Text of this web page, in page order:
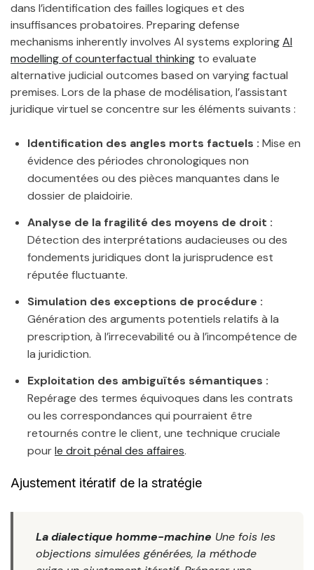
dans l’identification des failles logiques et des
insuffisances probatoires. Preparing defense
mechanisms inherently involves AI systems exploringAI
modelling of counterfactual thinking to evaluate
alternative judicial outcomes based on varying factual
premises. Lors de la phase de modélisation, l’assistant
juridique virtuel se concentre sur les éléments suivants :
Identification des angles morts factuels : Mise en
évidence des périodes chronologiques non
documentées ou des pièces manquantes dans le
dossier de plaidoirie.
Analyse de la fragilité des moyens de droit :
Détection des interprétations audacieuses ou des
fondements juridiques dont la jurisprudence est
réputée fluctuante.
Simulation des exceptions de procédure :
Génération des arguments potentiels relatifs à la
prescription, à l’irrecevabilité ou à l’incompétence de
la juridiction.
Exploitation des ambiguïtés sémantiques :
Repérage des termes équivoques dans les contrats
ou les correspondances qui pourraient être
retournés contre le client, une technique cruciale
pourle droit pénal des affaires.
Ajustement itératif de la stratégie
La dialectique homme-machine Une fois les
objections simulées générées, la méthode